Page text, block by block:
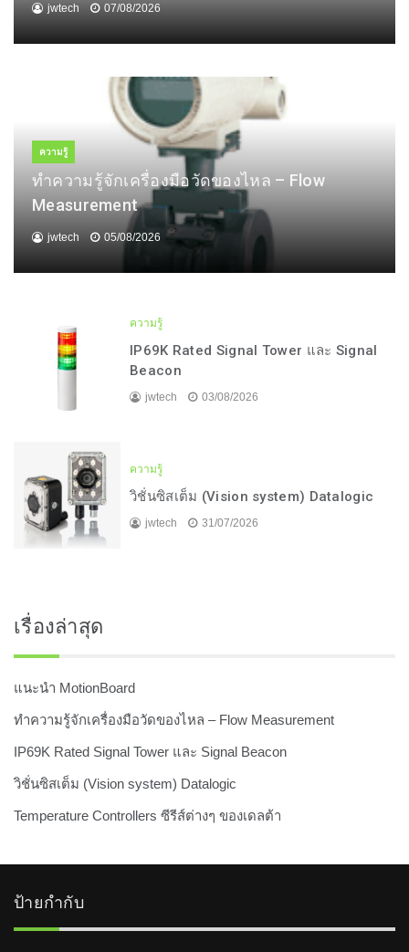
jwtech 07/08/2026
ความรู้
ทำความรู้จักเครื่องมือวัดของไหล – Flow
Measurement
jwtech 05/08/2026
ความรู้
IP69K Rated Signal Tower และ Signal
Beacon
jwtech 03/08/2026
ความรู้
วิชั่นซิสเต็ม (Vision system) Datalogic
jwtech 31/07/2026
เรื่องล่าสุด
แนะนำ MotionBoard
ทำความรู้จักเครื่องมือวัดของไหล – Flow Measurement
IP69K Rated Signal Tower และ Signal Beacon
วิชั่นซิสเต็ม (Vision system) Datalogic
Temperature Controllers ซีรีส์ต่างๆ ของเดลต้า
ป้ายกำกับ